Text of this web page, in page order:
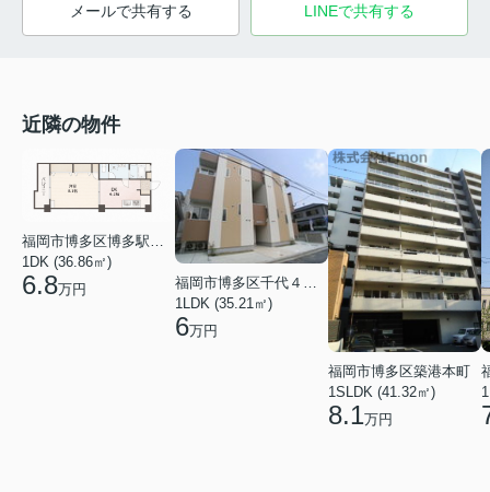
メールで共有する LINEで共有する
近隣の物件
1DK (36.86㎡)
6.8万円
福岡市博多区千代４丁目
1LDK (35.21㎡)
6万円
福岡市博多区築港本町
1SLDK (41.32㎡)
8.1万円